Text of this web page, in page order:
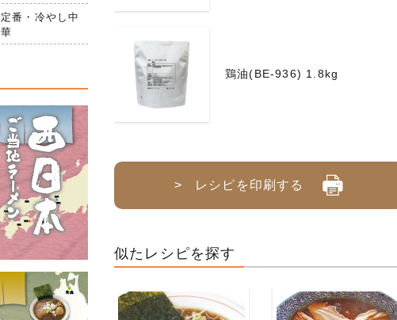
鶏油(BE-936) 1.8kg
> レシピを印刷する
似たレシピを探す
定番・冷やし中
華